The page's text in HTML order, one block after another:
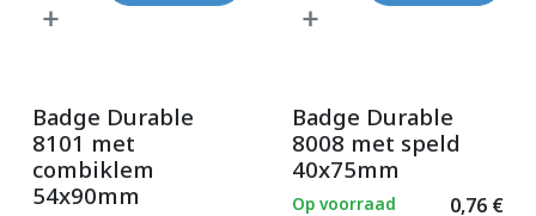
Badge Durable
8101 met
combiklem
54x90mm
Badge Durable
8008 met speld
40x75mm
0,76€
Op voorraad